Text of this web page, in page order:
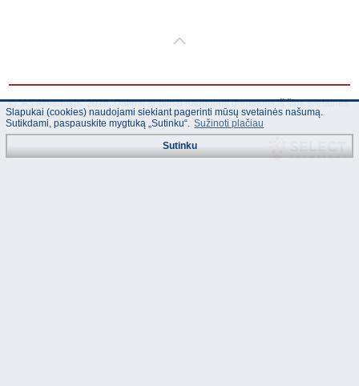
© "AS Akvedukts" 2026. Dalinai ar pilnai naudojant duomenis iš šios svetainės
būtina naudoti nuorodą Į "AS Akvedukts"!
Slapukai (cookies) naudojami siekiant pagerinti mūsų svetainės našumą.
Sutikdami, paspauskite mygtuką „Sutinku“. Sužinoti plačiau
Sutinku